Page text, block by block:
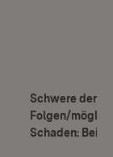
Schwere der
Folgen/
Schaden: